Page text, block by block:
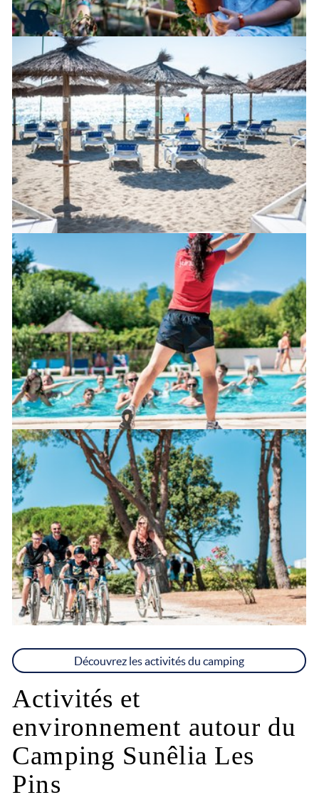
Découvrez les activités du camping
Activités et
environnement autour du
Camping Sunêlia Les
Pins